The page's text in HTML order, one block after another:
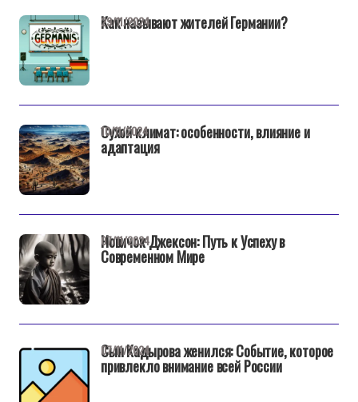
Как называют жителей Германии?
29/11/2024
Сухой климат: особенности, влияние и
адаптация
10/11/2024
Новичок Джексон: Путь к Успеху в
Современном Мире
07/11/2024
Сын Кадырова женился: Событие, которое
привлекло внимание всей России
07/11/2024